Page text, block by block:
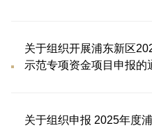
关于组织开展浦东新区
示范专项资金项目申报的
关于组织申报 2025年度